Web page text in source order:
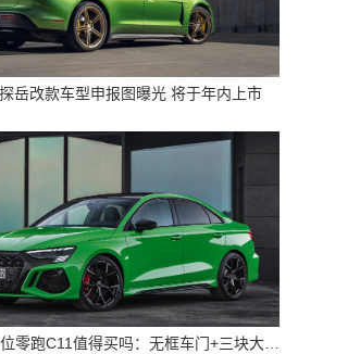
岳改款车型申报图曝光 将于年内上市